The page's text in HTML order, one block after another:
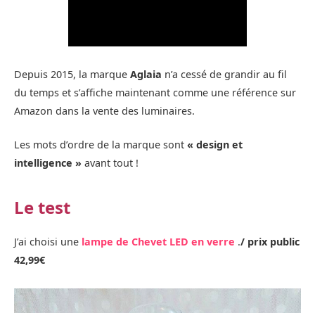
Depuis 2015, la marque Aglaia n’a cessé de grandir au fil
du temps et s’affiche maintenant comme une référence sur
Amazon dans la vente des luminaires.
Les mots d’ordre de la marque sont « design et
intelligence » avant tout !
Le test
J’ai choisi une lampe de Chevet LED en verre ./ prix public
42,99€